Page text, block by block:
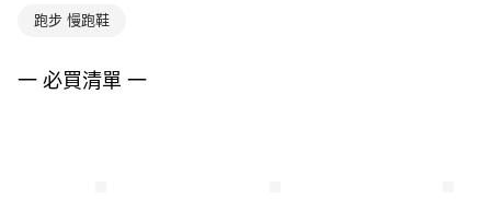
跑步 慢跑鞋
一 必買清單 一